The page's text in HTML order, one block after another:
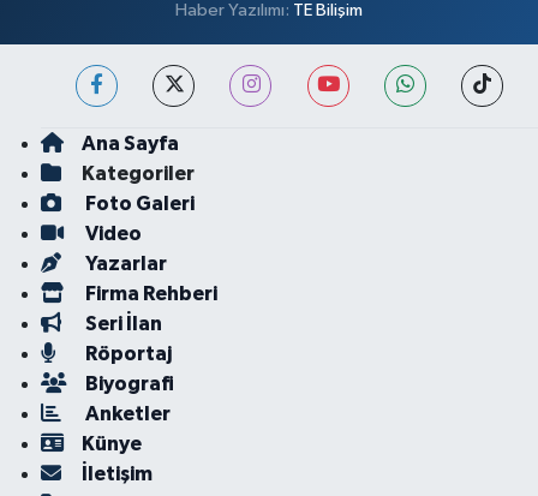
Haber Yazılımı: TE Bilişim
Ana Sayfa
Kategoriler
Foto Galeri
Video
Yazarlar
Firma Rehberi
Seri İlan
Röportaj
Biyografi
Anketler
Künye
İletişim